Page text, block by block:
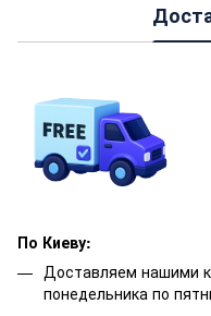
По Киеву:
Доставляем нашими
понедельника по